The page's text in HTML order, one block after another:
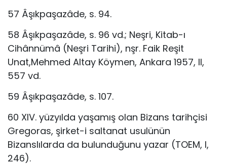
57 Âşıkpaşazâde, s. 94.
58 Âşıkpaşazâde, s. 96 vd.; Neşri, Kitab-ı
Cihânnümâ (Neşri Tarihi), nşr. Faik Reşit
Unat,Mehmed Altay Köymen, Ankara 1957, II,
557 vd.
59 Âşıkpaşazâde, s. 107.
60 XIV. yüzyılda yaşamış olan Bizans tarihçisi
Gregoras, şirket-i saltanat usulünün
Bizanslılarda da bulunduğunu yazar (TOEM, I,
246).